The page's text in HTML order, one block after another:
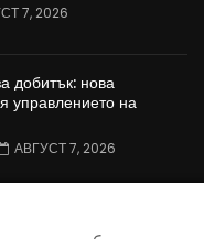
7, 2026
добитък: нова
управлението на
АВГУСТ 7, 2026